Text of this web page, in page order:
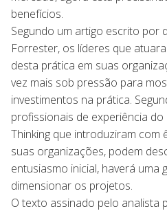
benefícios.
Segundo um artigo escrito por
Forrester, os líderes que
desta prática em suas
vez mais sob pressão para
investimentos na prática.
profissionais de experiência do
Thinking que introduziram com
suas organizações, podem
entusiasmo inicial, haverá uma
dimensionar os projetos.
O texto assinado pelo analista